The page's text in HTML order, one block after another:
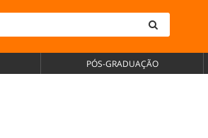
PÓS-GRADUAÇÃO